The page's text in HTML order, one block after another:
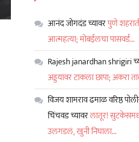
आनंद जोगदंडच्यावरपुणे
आत्महत्या; मोबईलचा पासवर्ड…
Rajesh janardhan shrigiri
अड्डयावर टाकला छापा; अकरा
विजय शामराव ढमाळ वरिष्ठ
चिंचवडच्यावरलातूर!
उलगडलं, खुनी निघाला…